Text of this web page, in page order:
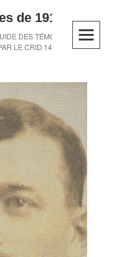
de 1914-1918
DES TÉMOINS DE LA
LE CRID 14-18